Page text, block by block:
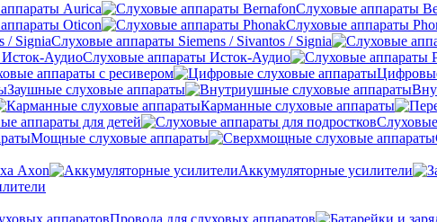
Aurica
Слуховые аппараты
Oticon
Слуховые аппараты
Слуховые аппараты Siemens / Sivantos / Signia
Слуховые аппараты Исток-Аудио
аппараты с ресивером
Заушные слуховые аппараты
Карманные слуховые аппараты
аппараты для детей
Мощные слуховые аппараты
Axon
Аккумуляторные усилители
Провода для слуховых аппаратов